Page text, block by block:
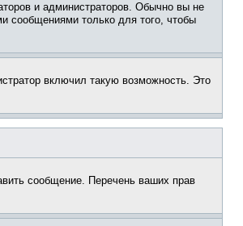
и администраторов. Обычно вы не
сообщениями только для того, чтобы
включил такую возможность. Это
сообщение. Перечень ваших прав